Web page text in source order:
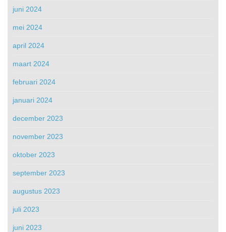
juni 2024
mei 2024
april 2024
maart 2024
februari 2024
januari 2024
december 2023
november 2023
oktober 2023
september 2023
augustus 2023
juli 2023
juni 2023